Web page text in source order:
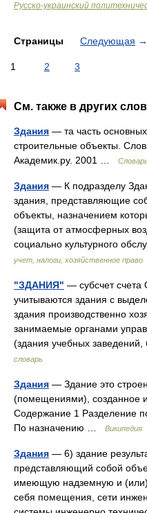
Русско-украинский
Страницы Следующая →
1 2 3
См. также в других
Здания — та часть
строительные объекты.
Академик.ру. 2001 …
Здания — К подразделу
здания, представляющие
объекты, назначением
(защита от атмосферных
социально культурного
учет, налоги, хозяйственное право
"ЗДАНИЯ" — субсчет счета
учитываются здания с
здания производственно
занимаемые органами
(здания учебных
словарь
Здания — Здание это
(помещениями), созданное
Содержание 1 Разделение
По назначению …
Википедия
Здания — 6) здание
представляющий собой
имеющую надземную и
себя помещения, сети